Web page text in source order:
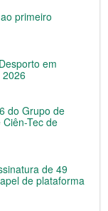
primeiro
em
do Grupo de
Tec de
de 49
de plataforma